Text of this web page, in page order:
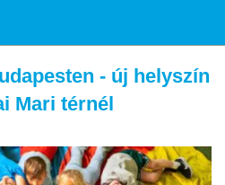
- új helyszín
Mari térnél